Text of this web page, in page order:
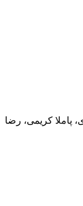
پاملا کریمی، رضا